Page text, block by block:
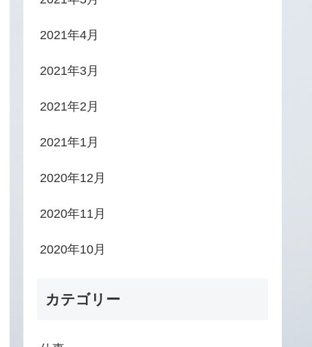
2021年4月
2021年3月
2021年2月
2021年1月
2020年12月
2020年11月
2020年10月
カテゴリー